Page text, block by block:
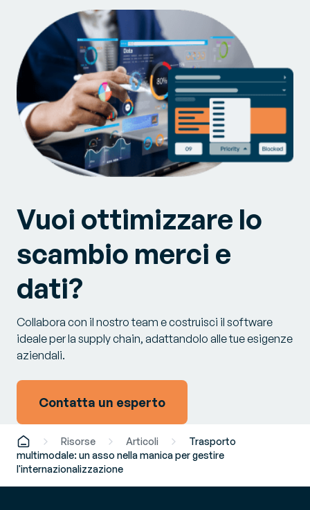
Vuoi ottimizzare lo
scambio merci e
dati?
Collabora con il nostro team e costruisci il software
ideale per la supply chain, adattandolo alle tue esigenze
aziendali.
Contatta un esperto
Risorse Articoli
Trasporto
multimodale: un asso nella manica per gestire
l'internazionalizzazione